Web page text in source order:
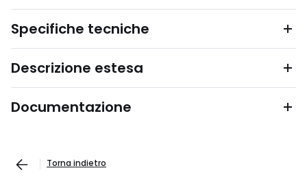
Specifiche tecniche
Descrizione estesa
Documentazione
Torna indietro